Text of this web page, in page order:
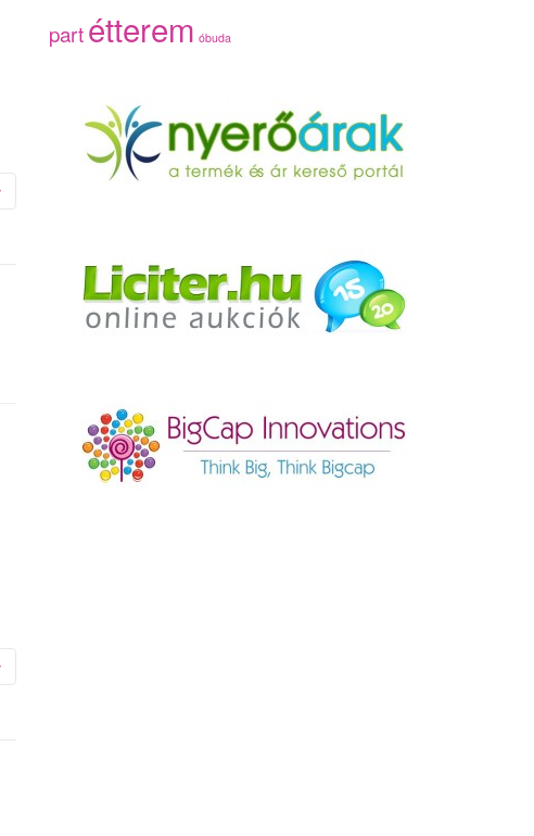
partétterem óbuda